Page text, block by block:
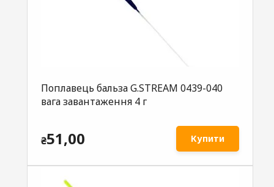
Поплавець бальза G.STREAM 0439-040
вага завантаження 4 г
₴51,00 Купити